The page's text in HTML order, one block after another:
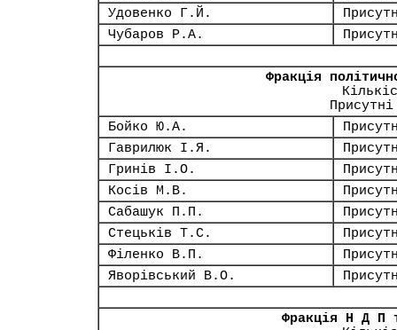
Удовенко Г.Й.
Чубаров Р.А.
Фракція
Бойко Ю.А.
Гаврилюк І.Я.
Гринів І.О.
Косів М.В.
Сабашук П.П.
Стецьків Т.С.
Філенко В.П.
Яворівський В.О.
Фракція Н Д П